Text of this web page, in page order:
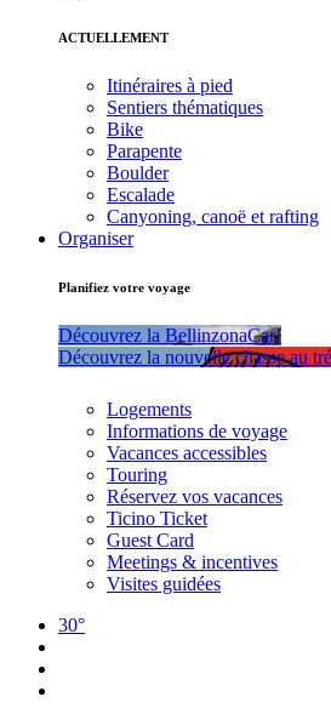
ACTUELLEMENT
Itinéraires à pied
Sentiers thématiques
Bike
Parapente
Boulder
Escalade
Canyoning, canoë et rafting
Organiser
Planifiez votre voyage
Découvrez la BellinzonaCar!
Découvrez la nouvelle chasse au
Logements
Informations de voyage
Vacances accessibles
Touring
Réservez vos vacances
Ticino Ticket
Guest Card
Meetings & incentives
Visites guidées
30°